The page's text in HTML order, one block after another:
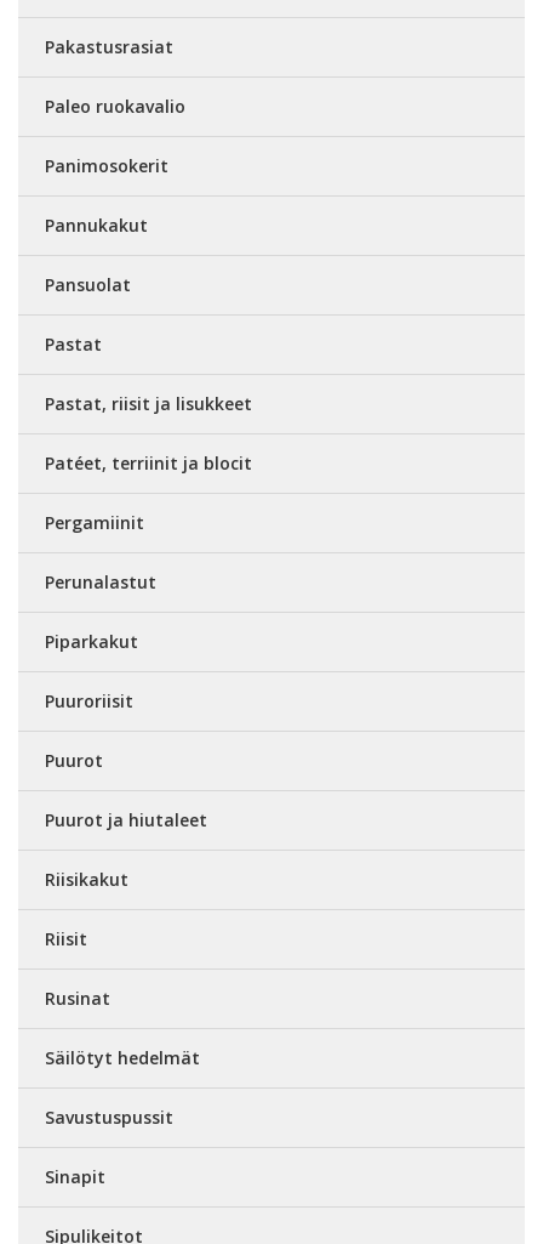
Pakastusrasiat
Paleo ruokavalio
Panimosokerit
Pannukakut
Pansuolat
Pastat
Pastat, riisit ja lisukkeet
Patéet, terriinit ja blocit
Pergamiinit
Perunalastut
Piparkakut
Puuroriisit
Puurot
Puurot ja hiutaleet
Riisikakut
Riisit
Rusinat
Säilötyt hedelmät
Savustuspussit
Sinapit
Sipulikeitot